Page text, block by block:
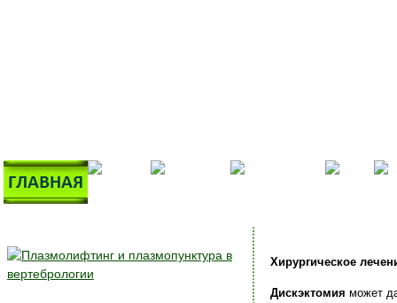
Хирургическое
Дискэктомия может